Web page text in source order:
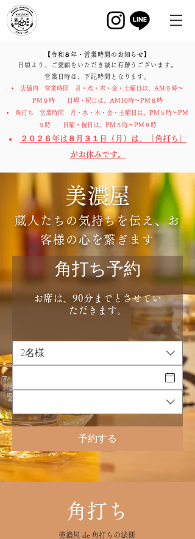
【令和 ８年・営業時間 のお知らせ】
日頃より、ご愛顧をいただき誠に有難うございます。
営業日時は、下記時間となります。
店舗内 営業時間 月・水・木・金・土曜日は、AM９時～
PM９時 日曜・祝日は、AM10時～PM８時
角打ち 営業時間 月・水・木・金・土曜日は、PM５時～PM
９時 日曜・祝日は、PM５時～PM８時
２０２６年は８月３１日（月）は、「角打ち」
がお休みです。
​美濃屋
蔵人たちの気持ちを伝え、お
客様の心を繋ぎます
角打ち予約
お席は、90分までとさせてい
ただきます。
2名様
予約する
角打ち
美濃屋 de 角打ちの法則